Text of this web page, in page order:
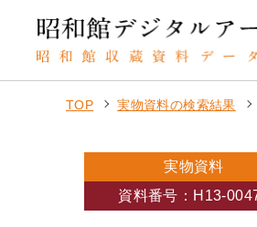
TOP 実物資料の検索結果
実物資料
資料番号：H13-